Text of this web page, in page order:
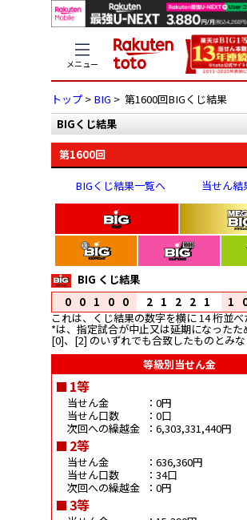
メニュー
トップ > BIG > 第1600回BIGくじ結果
BIGくじ結果
第1600回
BIGくじ結果一覧へ 当せん結
BIG くじ結果
00100
21221
これは、くじ結果の数字を横に 14 桁並
*は、指定試合が中止又は延期になったた
[0]、[2] のいずれでも合致したものとみな
等級別当せん金
1等
当せん金
：0円
当せん口数
：0口
次回への繰越金
：6,303,331,440円
2等
当せん金
：636,360円
当せん口数
：34口
次回への繰越金
：0円
3等